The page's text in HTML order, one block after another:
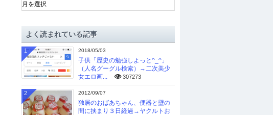
ー
ブよく読まれている記事
2018/05/03
子供「歴史の勉強しよっと^_^」
（人名グーグル検索）→二次美少
女エロ画...
307273
1
2012/09/07
独居のおばあちゃん、便器と壁の
間に挟まり３日経過→ヤクルトお
2